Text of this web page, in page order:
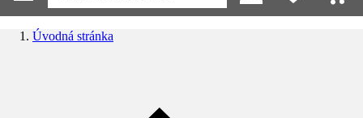
Úvodná stránka